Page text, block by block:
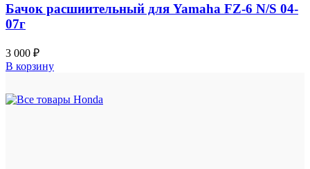
Бачок расшиительный для Yamaha FZ-6 N/S 04-
07г
3 000 ₽
В корзину